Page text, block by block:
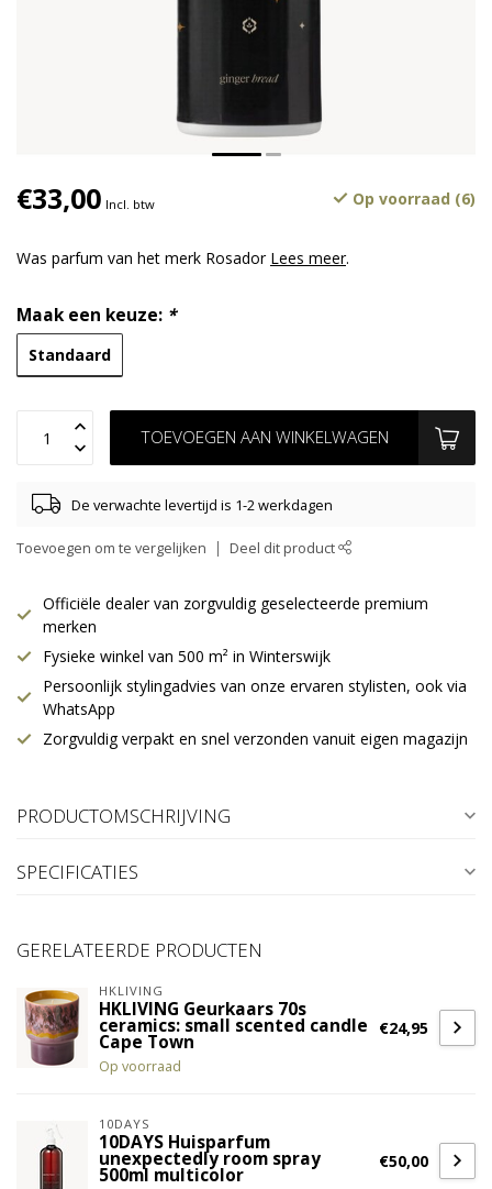
€33,00 Incl. btw Op voorraad (6)
Was parfum van het merk Rosador Lees meer.
Maak een keuze: *
Standaard
TOEVOEGEN AAN WINKELWAGEN
De verwachte levertijd is 1-2 werkdagen
Toevoegen om te vergelijken Deel dit product
Officiële dealer van zorgvuldig geselecteerde premium
merken
Fysieke winkel van 500 m² in Winterswijk
Persoonlijk stylingadvies van onze ervaren stylisten, ook via
WhatsApp
Zorgvuldig verpakt en snel verzonden vanuit eigen magazijn
PRODUCTOMSCHRIJVING
SPECIFICATIES
GERELATEERDE PRODUCTEN
HKLIVING
HKLIVING Geurkaars 70s
ceramics: small scented candle
Cape Town
Op voorraad
€24,95
10DAYS
10DAYS Huisparfum
unexpectedly room spray
500ml multicolor
€50,00